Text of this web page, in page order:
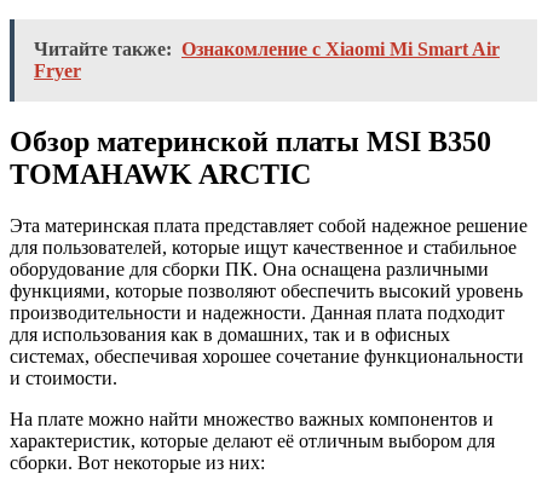
Читайте также: Ознакомление с Xiaomi Mi Smart Air
Fryer
Обзор материнской платы MSI B350
TOMAHAWK ARCTIC
Эта материнская плата представляет собой надежное решение
для пользователей, которые ищут качественное и стабильное
оборудование для сборки ПК. Она оснащена различными
функциями, которые позволяют обеспечить высокий уровень
производительности и надежности. Данная плата подходит
для использования как в домашних, так и в офисных
системах, обеспечивая хорошее сочетание функциональности
и стоимости.
На плате можно найти множество важных компонентов и
характеристик, которые делают её отличным выбором для
сборки. Вот некоторые из них: